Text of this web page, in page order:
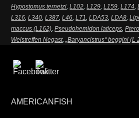
Hypostomus ternetzi,L102,L129,L159,L174,
L316,L340,L387,L46,L71,LDA53,LDA8,
maccus (L162),Pseudohemidon laticeps,
Welstreffen Negast,„Baryancistrus“ beggini (L
AMERICANFISH